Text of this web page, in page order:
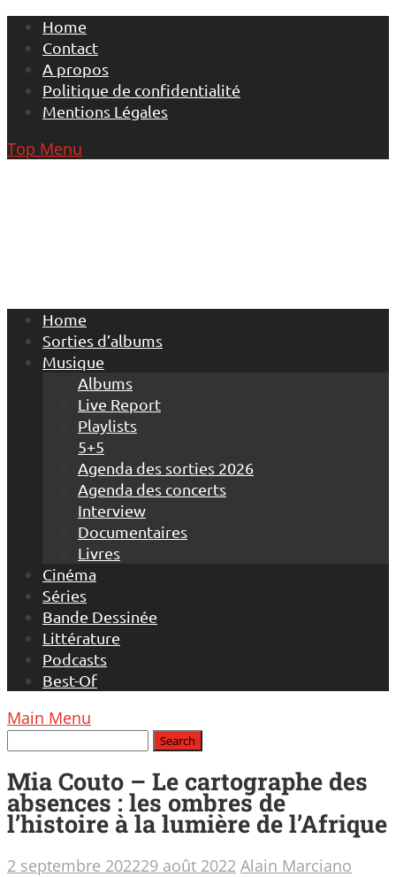
Skip
content
Home
Contact
A propos
Politique de confidentialité
Mentions Légales
Top Menu
Home
Sorties d’albums
Musique
Albums
Live Report
Playlists
5+5
Agenda des sorties 2026
Agenda des concerts
Interview
Documentaires
Livres
Cinéma
Séries
Bande Dessinée
Littérature
Podcasts
Best-Of
Main Menu
Mia Couto – Le cartographe des
absences : les ombres de
l’histoire à la lumière de l’Afrique
2 septembre 202229 août 2022 Alain Marciano